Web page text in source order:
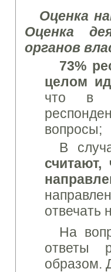
Оценка
Оценка
органов
73%
целом
что в
вопросы;
В
отвечать
На
ответы
образом.